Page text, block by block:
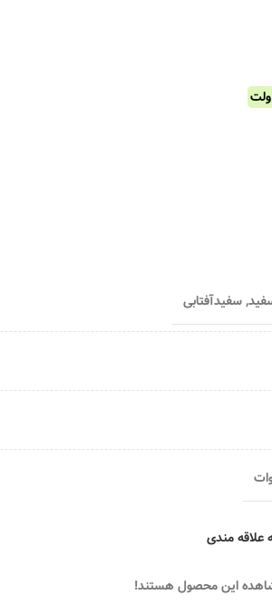
ولت
,سفیدآفتابی
علاقه مندی
این محصول هستند!